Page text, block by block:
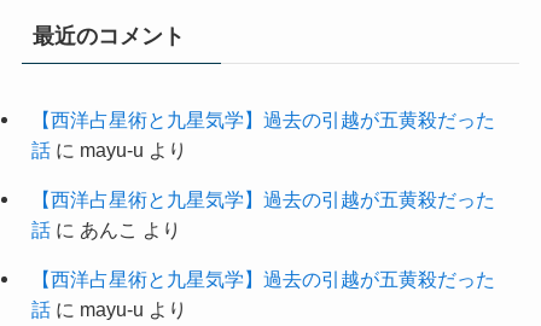
最近のコメント
【西洋占星術と九星気学】過去の引越が五黄殺だった
話に mayu-u より
【西洋占星術と九星気学】過去の引越が五黄殺だった
話に あんこ より
【西洋占星術と九星気学】過去の引越が五黄殺だった
話に mayu-u より